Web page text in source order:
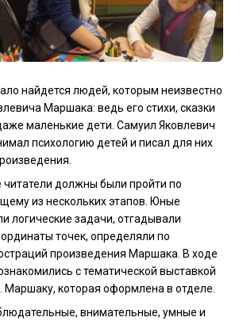
найдется людей, которым неизвестно
Маршака: ведь его стихи, сказки
маленькие дети. Самуил Яковлевич
психологию детей и писал для них
должны были пройти по
из нескольких этапов. Юные
логические задачи, отгадывали
точек, определяли по
произведения Маршака. В ходе
с тематической выставкой
Маршаку, которая оформлена в отделе.
внимательные, умные и